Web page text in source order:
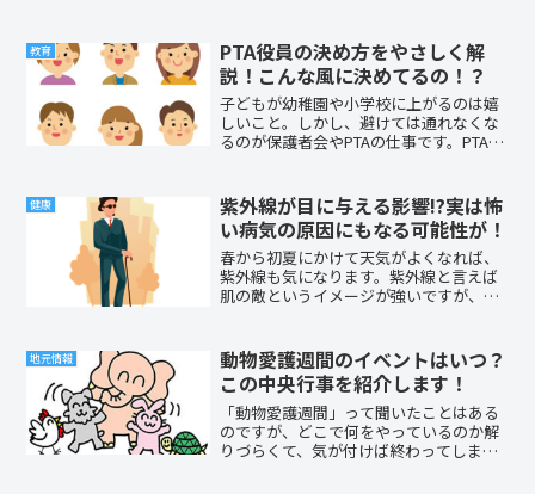
します。何がどう変わったのか、要点を
おさえるとスッキリしますよ！
教育
PTA役員の決め方をやさしく解
説！こんな風に決めてるの！？
子どもが幼稚園や小学校に上がるのは嬉
しいこと。しかし、避けては通れなくな
るのが保護者会やPTAの仕事です。PTA役
は、ちょっと予習しておきませんか？い
ざ始まって揉めないよ...
健康
紫外線が目に与える影響!?実は怖
い病気の原因にもなる可能性が！
春から初夏にかけて天気がよくなれば、
紫外線も気になります。紫外線と言えば
肌の敵というイメージが強いですが、実
とは何でしょう。紫外線をむやみに怖が
るのではなく、影響について詳しく知っ
ておきましょう。
地元情報
動物愛護週間のイベントはいつ？
この中央行事を紹介します！
「動物愛護週間」って聞いたことはある
のですが、どこで何をやっているのか解
りづらくて、気が付けば終わってしまっ